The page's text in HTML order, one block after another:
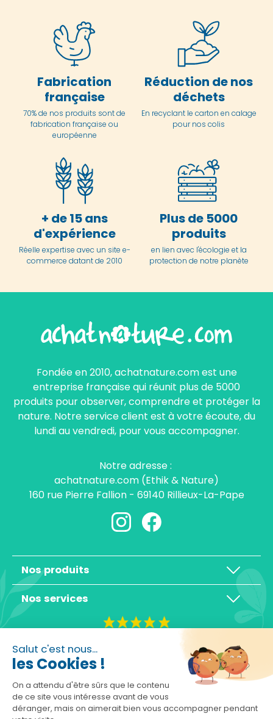
Salut c'est nous...
les Cookies !
On a attendu d'être sûrs que le contenu
de ce site vous intéresse avant de vous
déranger, mais on aimerait bien vous accompagner pendant
Fabrication
française
70% de nos produits sont de
fabrication française ou
européenne
Réduction de nos
déchets
En recyclant le carton en calage
pour nos colis
+ de 15 ans
d'expérience
Réelle expertise avec un site e-
commerce datant de 2010
Plus de 5000
produits
en lien avec l'écologie et la
protection de notre planète
Fondée en 2010, achatnature.com est une
entreprise française qui réunit plus de 5000
produits pour observer, comprendre et protéger la
nature. Notre service client est à votre écoute, du
lundi au vendredi, pour vous accompagner.
Notre adresse :
achatnature.com (Ethik & Nature)
160 rue Pierre Fallion - 69140 Rillieux-La-Pape
Nos produits
Nos services